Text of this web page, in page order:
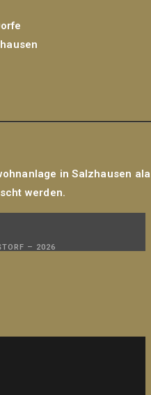
in Salzhausen
werden.
– 2026